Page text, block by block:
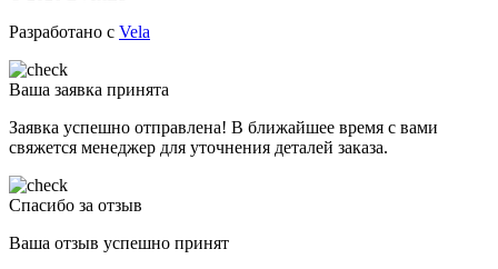
Разработано с Vela
Ваша заявка принята
Заявка успешно отправлена! В ближайшее время с вами
свяжется менеджер для уточнения деталей заказа.
Спасибо за отзыв
Ваша отзыв успешно принят